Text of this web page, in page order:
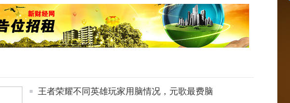
王者荣耀不同英雄玩家用脑情况，元歌最费脑